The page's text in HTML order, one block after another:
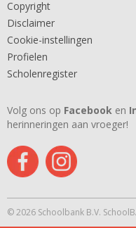
Copyright
Disclaimer
Cookie-instellingen
Profielen
Scholenregister
Volg ons op Facebook en
herinneringen aan vroeger!
© 2026 Schoolbank B.V.